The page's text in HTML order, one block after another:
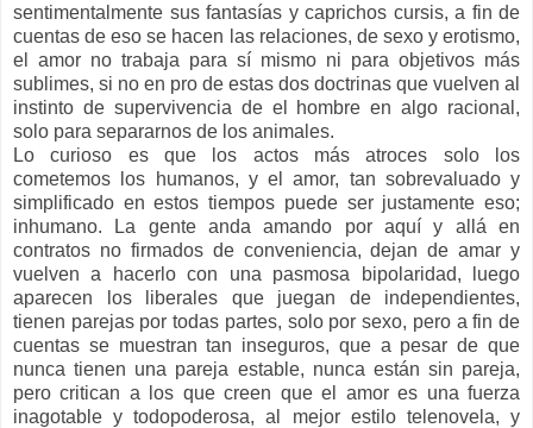
sentimentalmente sus fantasías y caprichos cursis, a fin de
cuentas de eso se hacen las relaciones, de sexo y erotismo,
el amor no trabaja para sí mismo ni para objetivos más
sublimes, si no en pro de estas dos doctrinas que vuelven al
instinto de supervivencia de el hombre en algo racional,
solo para separarnos de los animales.
Lo curioso es que los actos más atroces solo los
cometemos los humanos, y el amor, tan sobrevaluado y
simplificado en estos tiempos puede ser justamente eso;
inhumano. La gente anda amando por aquí y allá en
contratos no firmados de conveniencia, dejan de amar y
vuelven a hacerlo con una pasmosa bipolaridad, luego
aparecen los liberales que juegan de independientes,
tienen parejas por todas partes, solo por sexo, pero a fin de
cuentas se muestran tan inseguros, que a pesar de que
nunca tienen una pareja estable, nunca están sin pareja,
pero critican a los que creen que el amor es una fuerza
inagotable y todopoderosa, al mejor estilo telenovela, y